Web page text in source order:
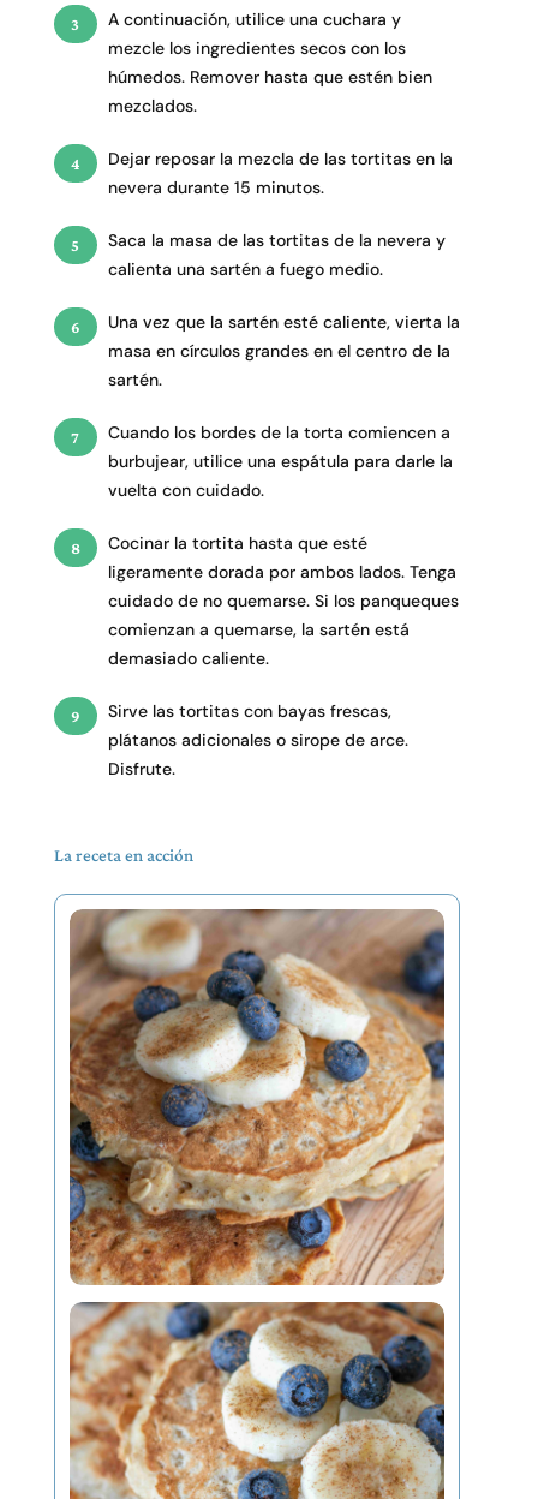
A continuación, utilice una cuchara y
mezcle los ingredientes secos con los
húmedos. Remover hasta que estén bien
mezclados.
Dejar reposar la mezcla de las tortitas en la
nevera durante 15 minutos.
Saca la masa de las tortitas de la nevera y
calienta una sartén a fuego medio.
Una vez que la sartén esté caliente, vierta la
masa en círculos grandes en el centro de la
sartén.
Cuando los bordes de la torta comiencen a
burbujear, utilice una espátula para darle la
vuelta con cuidado.
Cocinar la tortita hasta que esté
ligeramente dorada por ambos lados. Tenga
cuidado de no quemarse. Si los panqueques
comienzan a quemarse, la sartén está
demasiado caliente.
Sirve las tortitas con bayas frescas,
plátanos adicionales o sirope de arce.
Disfrute.
La receta en acción